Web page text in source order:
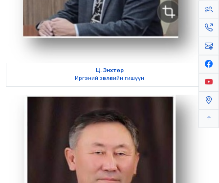
Ц. Энхтөр
Иргэний зөвлөлийн гишүүн